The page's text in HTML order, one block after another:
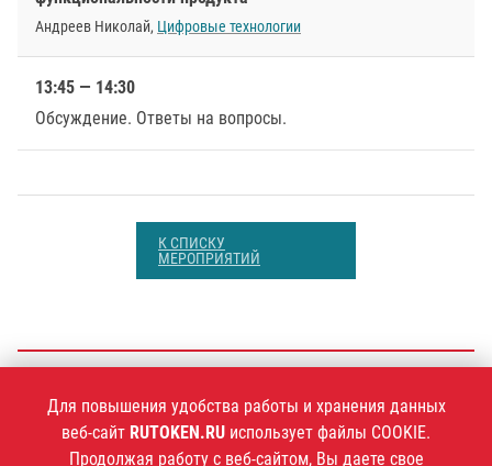
Андреев Николай, Цифровые технологии
13:45 — 14:30
Обсуждение. Ответы на вопросы.
К СПИСКУ
МЕРОПРИЯТИЙ
+7 (495)925-77-90
Для повышения удобства работы и хранения данных
веб-сайт RUTOKEN.RU использует файлы COOKIE.
Продолжая работу с веб-сайтом, Вы даете свое